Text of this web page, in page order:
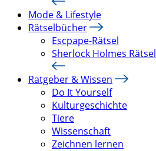
Mode & Lifestyle
Rätselbücher
Escpape-Rätsel
Sherlock Holmes Rätsel
Ratgeber & Wissen
Do It Yourself
Kulturgeschichte
Tiere
Wissenschaft
Zeichnen lernen